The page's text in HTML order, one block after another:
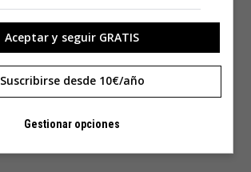
Aceptar y seguir GRATIS
Suscribirse desde 10€/año
Gestionar opciones